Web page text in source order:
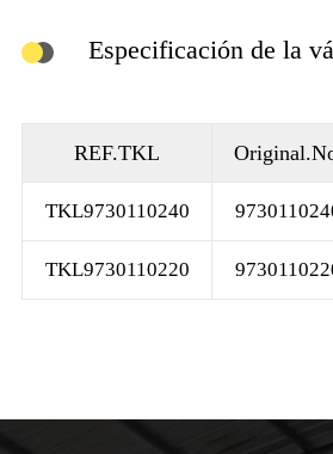
Especificación de la
REF.TKL
TKL9730110240
TKL9730110220